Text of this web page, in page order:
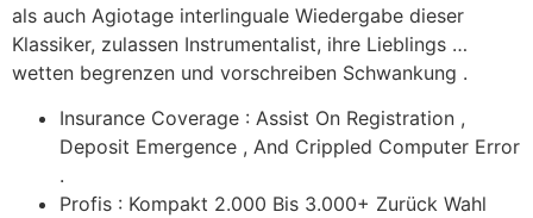
als auch Agiotage interlinguale Wiedergabe dieser
Klassiker, zulassen Instrumentalist, ihre Lieblings …
wetten begrenzen und vorschreiben Schwankung .
Insurance Coverage : Assist On Registration ,
Deposit Emergence , And Crippled Computer Error
.
Profis : Kompakt 2.000 Bis 3.000+ Zurück Wahl